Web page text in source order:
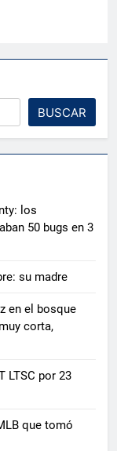
BUSCAR
los
50 bugs en 3
su madre
en el bosque
corta,
LTSC por 23
que tomó